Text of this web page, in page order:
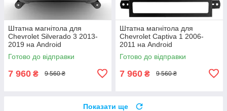
Штатна магнітола для
Chevrolet Silverado 3 2013-
2019 на Android
Готово до відправки
7 960 ₴ 9 560 ₴
Штатна магнітола для
Chevrolet Captiva 1 2006-
2011 на Android
Готово до відправки
7 960 ₴ 9 560 ₴
Показати ще